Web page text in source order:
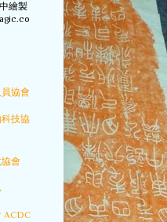
繪製
協會
技協
會
ACDC